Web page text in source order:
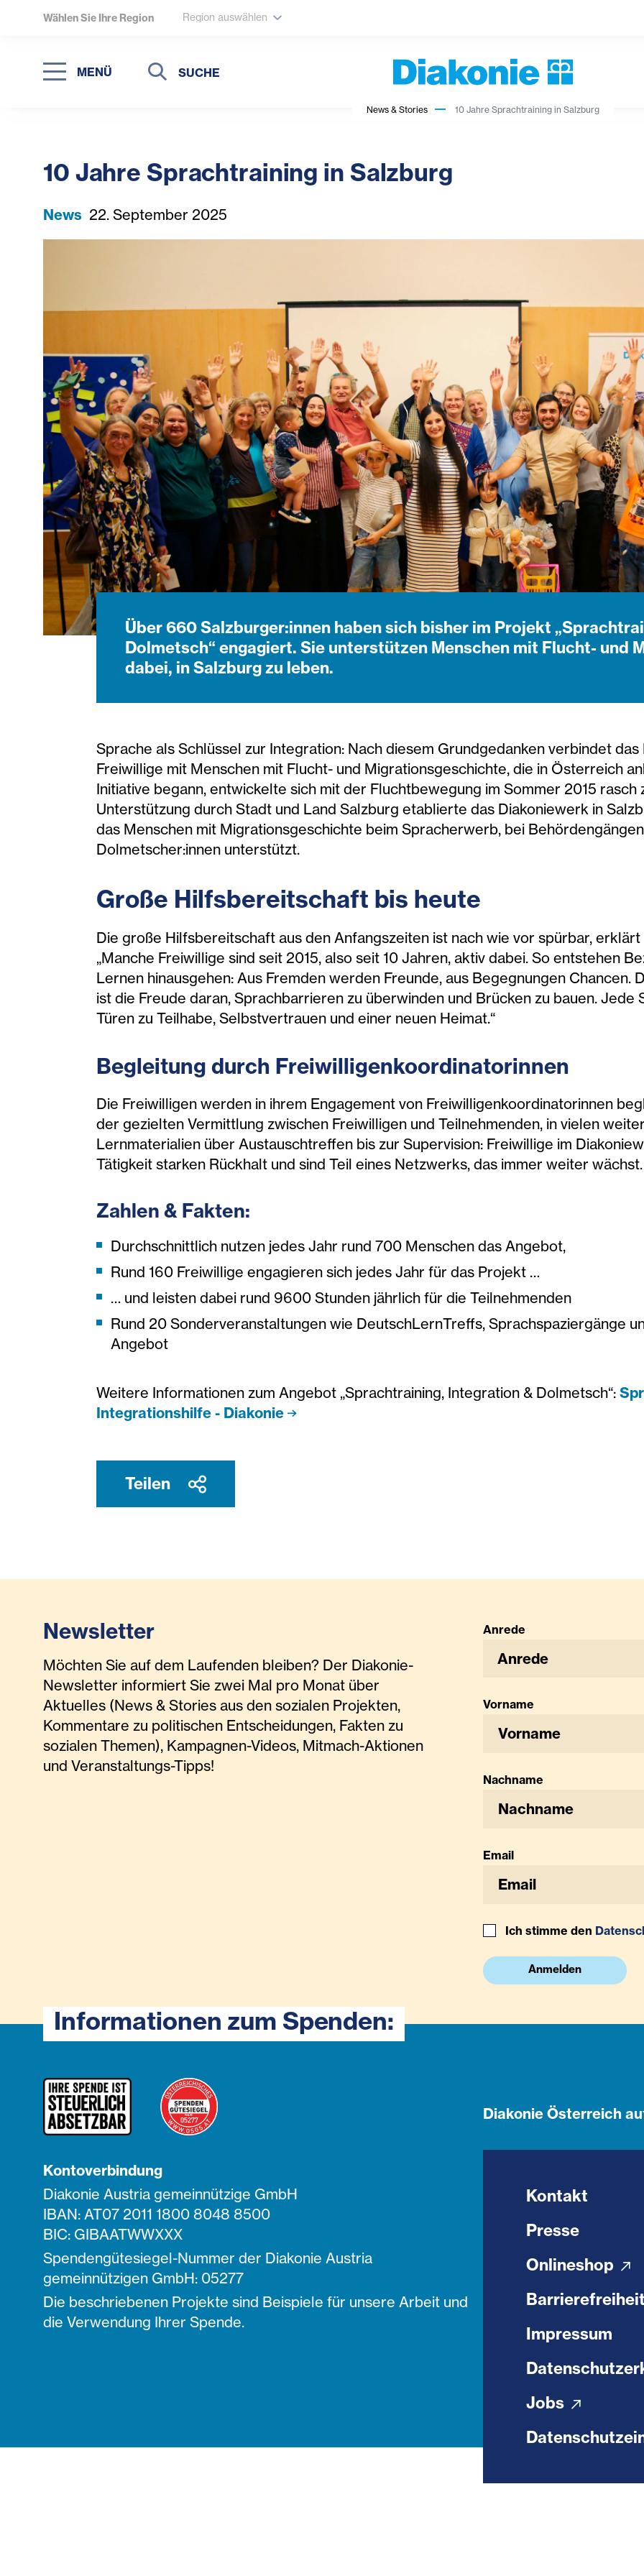
Wählen Sie Ihre Region Region auswählen
MENÜ
Suche
Suche
News & Stories 10 Jahre Sprachtraining in Salzburg
10 Jahre Sprachtraining in Salzburg
News 22. September 2025
Über 660 Salzburger:innen haben sich bisher im Projekt
Dolmetsch“ engagiert. Sie unterstützen Menschen mit Flucht- und
dabei, in Salzburg zu leben.
Sprache als Schlüssel zur Integration: Nach diesem Grundgedanken verbindet
Freiwillige mit Menschen mit Flucht- und Migrationsgeschichte, die in Österreich
Initiative begann, entwickelte sich mit der Fluchtbewegung im Sommer 2015
Unterstützung durch Stadt und Land Salzburg etablierte das Diakoniewerk in
das Menschen mit Migrationsgeschichte beim Spracherwerb, bei
Dolmetscher:innen unterstützt.
Große Hilfsbereitschaft bis heute
Die große Hilfsbereitschaft aus den Anfangszeiten ist nach wie vor spürbar,
„Manche Freiwillige sind seit 2015, also seit 10 Jahren, aktiv dabei. So entstehen
Lernen hinausgehen: Aus Fremden werden Freunde, aus Begegnungen Chancen.
ist die Freude daran, Sprachbarrieren zu überwinden und Brücken zu bauen. Jede
Türen zu Teilhabe, Selbstvertrauen und einer neuen Heimat.“
Begleitung durch Freiwilligenkoordinatorinnen
Die Freiwilligen werden in ihrem Engagement von Freiwilligenkoordinatorinnen
der gezielten Vermittlung zwischen Freiwilligen und Teilnehmenden, in vielen
Lernmaterialien über Austauschtreffen bis zur Supervision: Freiwillige im
Tätigkeit starken Rückhalt und sind Teil eines Netzwerks, das immer weiter wächst.
Zahlen & Fakten:
Durchschnittlich nutzen jedes Jahr rund 700 Menschen das Angebot,
Rund 160 Freiwillige engagieren sich jedes Jahr für das Projekt …
… und leisten dabei rund 9600 Stunden jährlich für die Teilnehmenden
Rund 20 Sonderveranstaltungen wie DeutschLernTreffs, Sprachspaziergänge
Angebot
Weitere Informationen zum Angebot „Sprachtraining, Integration & Dolmetsch“:
Integrationshilfe - Diakonie
Teilen
Newsletter
Möchten Sie auf dem Laufenden bleiben? Der Diakonie-
Newsletter informiert Sie zwei Mal pro Monat über
Aktuelles (News & Stories aus den sozialen Projekten,
Kommentare zu politischen Entscheidungen, Fakten zu
sozialen Themen), Kampagnen-Videos, Mitmach-Aktionen
und Veranstaltungs-Tipps!
Anrede
Anrede
Vorname
Nachname
Email
Ich stimme den
Anmelden
Informationen zum Spenden:
Kontoverbindung
Diakonie Austria gemeinnützige GmbH
IBAN: AT07 2011 1800 8048 8500
BIC: GIBAATWWXXX
Spendengütesiegel-Nummer der Diakonie Austria
gemeinnützigen GmbH: 05277
Die beschriebenen Projekte sind Beispiele für unsere Arbeit und
die Verwendung Ihrer Spende.
Diakonie Österreich
Kontakt
Presse
Onlineshop
Barrierefreiheit
Impressum
Jobs